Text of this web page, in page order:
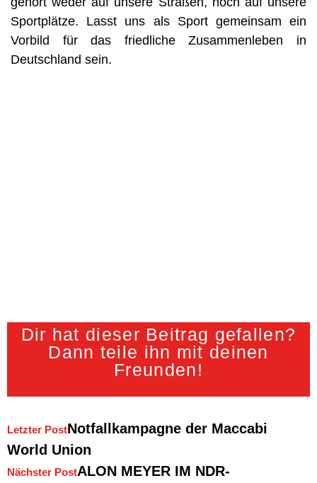
Sportplätze. Lasst uns als Sport gemeinsam ein
Vorbild für das friedliche Zusammenleben in
Deutschland sein.
Dir hat dieser Beitrag gefallen?
Dann teile ihn mit deinen
Freunden!
Letzter PostNotfallkampagne der Maccabi
World Union
Nächster PostALON MEYER IM NDR-